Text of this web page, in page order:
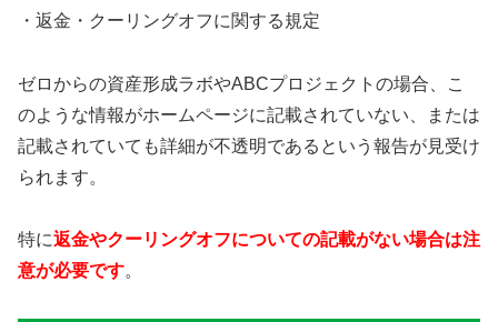
・返金・クーリングオフに関する規定
ゼロからの資産形成ラボやABCプロジェクトの場合、こ
のような情報がホームページに記載されていない、または
記載されていても詳細が不透明であるという報告が見受け
られます。
特に返金やクーリングオフについての記載がない場合は注
意が必要です。